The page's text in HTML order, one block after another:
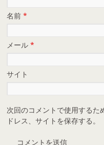
名前*
メール*
サイト
次回のコメントで使用するた
ドレス、サイトを保存する。